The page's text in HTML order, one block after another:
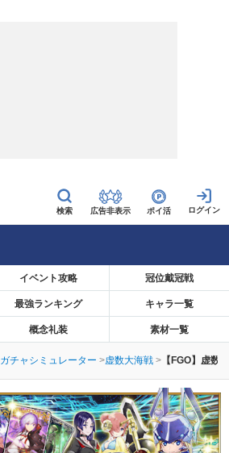
広告非表示 ポイ活
イベント攻略 冠位戴冠戦
最強ランキング キャラ一覧
概念礼装 素材一覧
ガチャシミュレーター 虚数大海戦 【FGO】虚数